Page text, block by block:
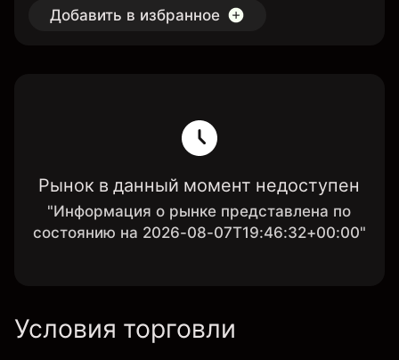
Добавить в избранное
Рынок в данный момент недоступен
"Информация о рынке представлена по
состоянию на 2026-08-07T19:46:32+00:00"
Условия торговли